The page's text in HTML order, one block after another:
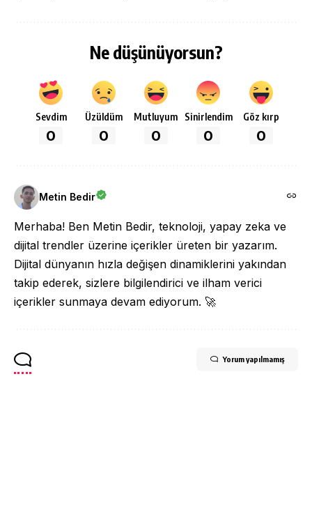
Ne düşünüyorsun?
Sevdim
0
Üzüldüm
0
Mutluyum
0
Sinirlendim
0
Göz kırp
0
Metin Bedir
Merhaba! Ben Metin Bedir, teknoloji, yapay zeka ve
dijital trendler üzerine içerikler üreten bir yazarım.
Dijital dünyanın hızla değişen dinamiklerini yakından
takip ederek, sizlere bilgilendirici ve ilham verici
içerikler sunmaya devam ediyorum. 🚀
Yorum yapılmamış